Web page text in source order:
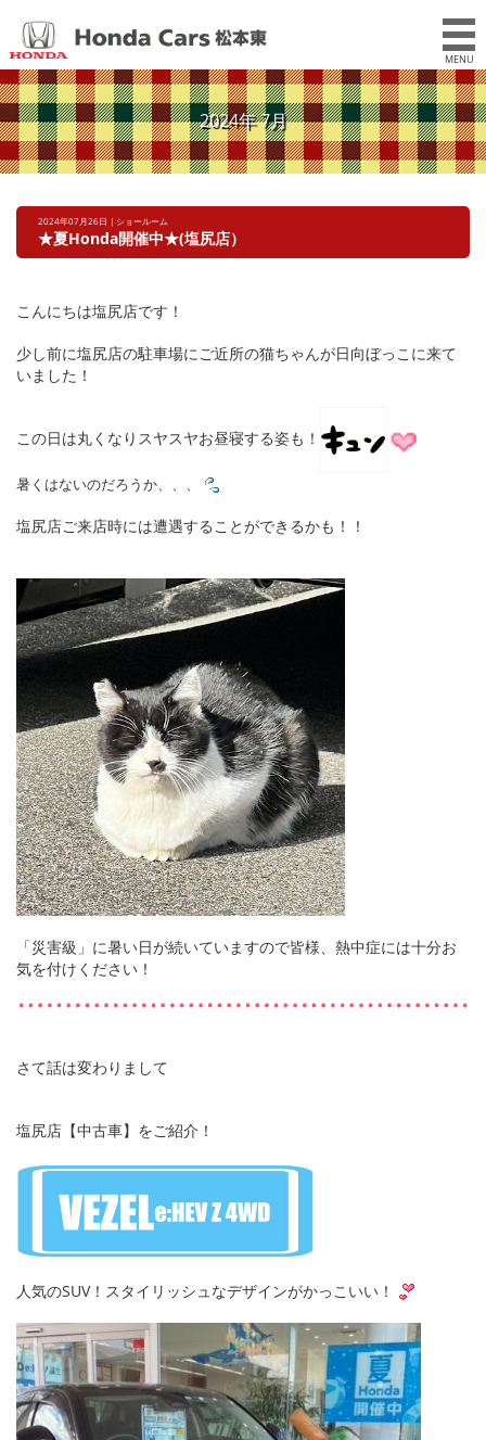
MENU
2024年 7月
2024年07月26日 | ショールーム
★夏Honda開催中★(塩尻店）
こんにちは塩尻店です！
少し前に塩尻店の駐車場にご近所の猫ちゃんが日向ぼっこに来て
いました！
この日は丸くなりスヤスヤお昼寝する姿も！
暑くはないのだろうか、、、
塩尻店ご来店時には遭遇することができるかも！！
「災害級」に暑い日が続いていますので皆様、熱中症には十分お
気を付けください！
さて話は変わりまして
塩尻店【中古車】をご紹介！
人気のSUV！スタイリッシュなデザインがかっこいい！